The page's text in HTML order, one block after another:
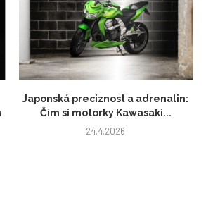
Japonská preciznost a adrenalin:
Čím si motorky Kawasaki...
24.4.2026